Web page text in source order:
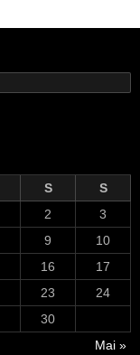
S
S
2
3
9
10
16
17
23
24
30
Mai »